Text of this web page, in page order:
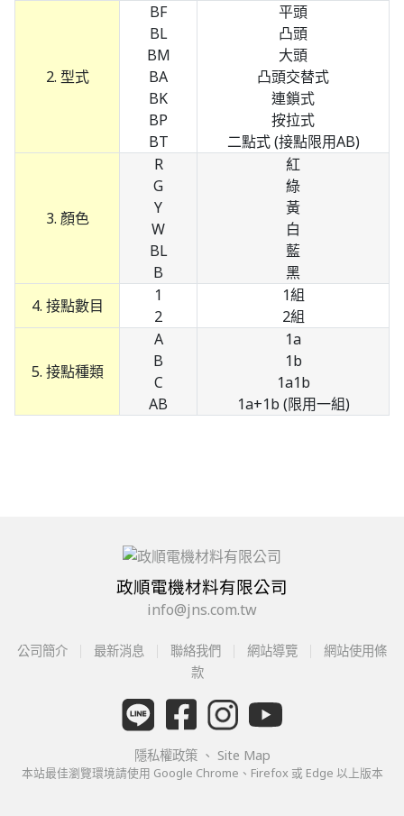
2. 型式
BF
BL
BM
BA
BK
BP
BT
平頭
凸頭
大頭
凸頭交替式
連鎖式
按拉式
二點式 (接點限用AB)
3. 顏色
R
G
Y
W
BL
B
紅
綠
黃
白
藍
黑
4. 接點數目
1
2
1組
2組
5. 接點種類
A
B
C
AB
1a
1b
1a1b
1a+1b (限用一組)
政順電機材料有限公司
info@jns.com.tw
公司簡介 最新消息 聯絡我們 網站導覽
網站使用條
款
隱私權政策 、 Site Map
本站最佳瀏覽環境請使用 Google Chrome、Firefox 或 Edge 以上版本